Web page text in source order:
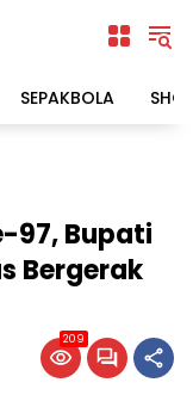
SEPAKBOLA
97, Bupati
Bergerak
209